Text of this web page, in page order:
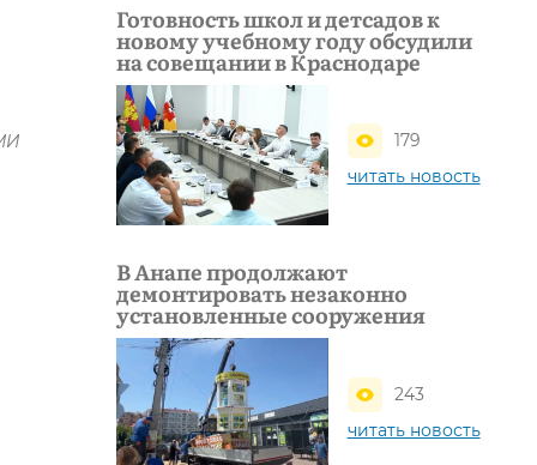
Готовность школ и детсадов к
новому учебному году обсудили
на совещании в Краснодаре
179
читать новость
В Анапе продолжают
демонтировать незаконно
установленные сооружения
243
читать новость